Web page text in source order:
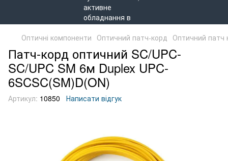
Оптичні компоненти Оптичний патч-корд Оптичний патч
Патч-корд оптичний SC/UPC-
SC/UPC SM 6м Duplex UPC-
6SCSC(SM)D(ON)
Артикул: 10850 Написати відгук